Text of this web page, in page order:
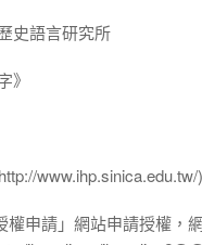
史語言研究所
》
www.ihp.sinica.edu.tw/)
申請」網站申請授權，